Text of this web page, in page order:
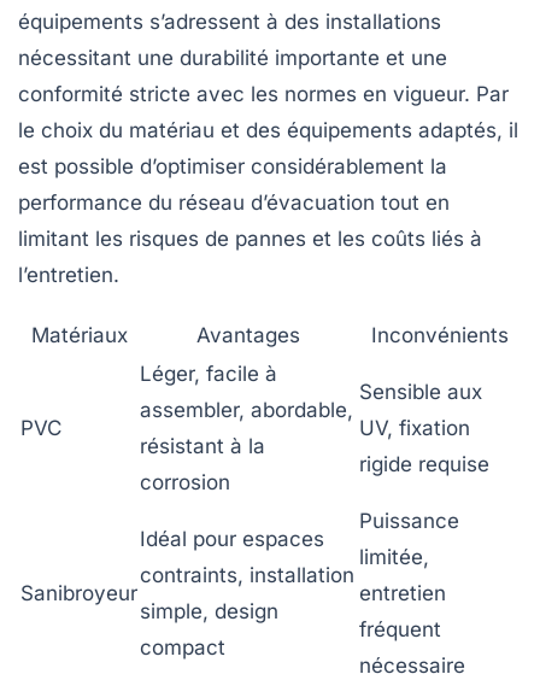
équipements s’adressent à des installations
nécessitant une durabilité importante et une
conformité stricte avec les normes en vigueur. Par
le choix du matériau et des équipements adaptés, il
est possible d’optimiser considérablement la
performance du réseau d’évacuation tout en
limitant les risques de pannes et les coûts liés à
l’entretien.
Matériaux Avantages Inconvénients
PVC
Léger, facile à
assembler, abordable,
résistant à la
corrosion
Sensible aux
UV, fixation
rigide requise
Sanibroyeur
Idéal pour espaces
contraints, installation
simple, design
compact
Puissance
limitée,
entretien
fréquent
nécessaire